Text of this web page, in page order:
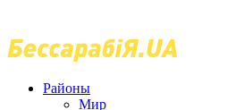
Районы
Мир